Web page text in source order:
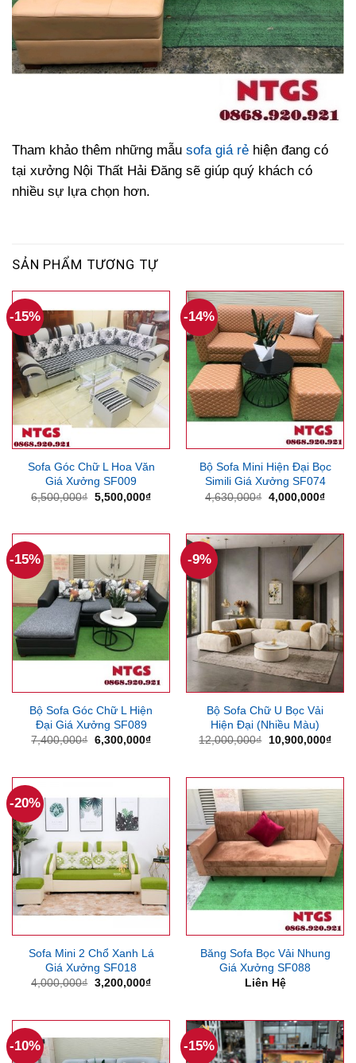
Tham khảo thêm những mẫu sofa giá rẻ hiện đang có
tại xưởng Nội Thất Hải Đăng sẽ giúp quý khách có
nhiều sự lựa chọn hơn.
SẢN PHẨM TƯƠNG TỰ
-15%
Sofa Góc Chữ L Hoa Văn
Giá Xưởng SF009
6,500,000₫ Giá
5,500,000₫Giá
5,500,000₫.
-14%
Bộ Sofa Mini Hiện Đại Bọc
Simili Giá Xưởng SF074
4,630,000₫ Giá
4,000,000₫Giá
-15%
Bộ Sofa Góc Chữ L Hiện
Đại Giá Xưởng SF089
7,400,000₫ Giá
6,300,000₫Giá
-9%
Bộ Sofa Chữ U Bọc Vải
Hiện Đại (Nhiều Màu)
12,000,000₫
Giá
10,900,000₫Giá
-20%
Sofa Mini 2 Chổ Xanh Lá
Giá Xưởng SF018
4,000,000₫ Giá
3,200,000₫Giá
3,200,000₫.
Băng Sofa Bọc Vải Nhung
Giá Xưởng SF088
Liên Hệ
-10% -15%